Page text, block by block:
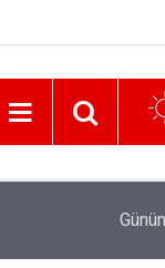
Atakum'da